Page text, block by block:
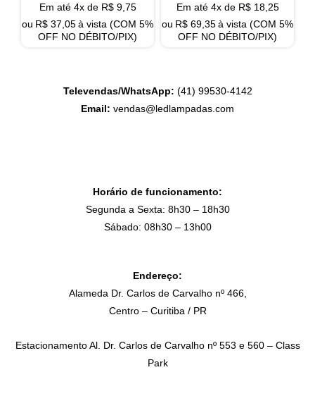
Em até 4x de R$9,75
ou R$ 37,05à vista (COM 5%
OFF NO DÉBITO/PIX)
Em até 4x de R$18,25
ou R$ 69,35à vista (COM 5%
OFF NO DÉBITO/PIX)
Televendas/WhatsApp: (41) 99530-4142
Email: vendas@ledlampadas.com
Horário de funcionamento:
Segunda a Sexta: 8h30 – 18h30
Sábado: 08h30 – 13h00
Endereço:
Alameda Dr. Carlos de Carvalho nº 466,
Centro – Curitiba / PR
Estacionamento Al. Dr. Carlos de Carvalho nº 553 e 560 – Class
Park